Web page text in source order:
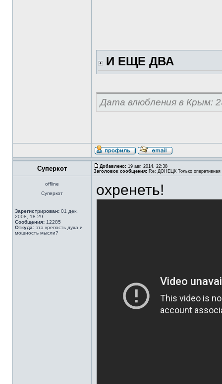
И ЕЩЕ ДВА
Дата влюбления в Крым:
Суперкот Добавлено: 19 авг, 2014, 22:38
Заголовок сообщения: Re: ДОНЕЦК Только оперативная
offline
Суперкот
Зарегистрирован: 01 дек,
2008, 18:29
Сообщения: 12285
Откуда: эта крепость духа и
мощность мысли?
охренеть!